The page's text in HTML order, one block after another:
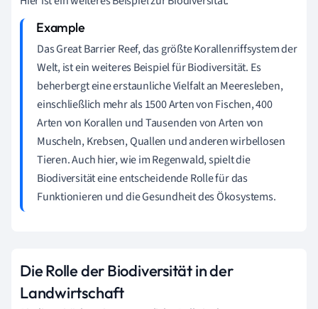
Das Great Barrier Reef, das größte Korallenriffsystem der
Welt, ist ein weiteres Beispiel für Biodiversität. Es
beherbergt eine erstaunliche Vielfalt an Meeresleben,
einschließlich mehr als 1500 Arten von Fischen, 400
Arten von Korallen und Tausenden von Arten von
Muscheln, Krebsen, Quallen und anderen wirbellosen
Tieren. Auch hier, wie im Regenwald, spielt die
Biodiversität eine entscheidende Rolle für das
Funktionieren und die Gesundheit des Ökosystems.
Die Rolle der Biodiversität in der
Landwirtschaft